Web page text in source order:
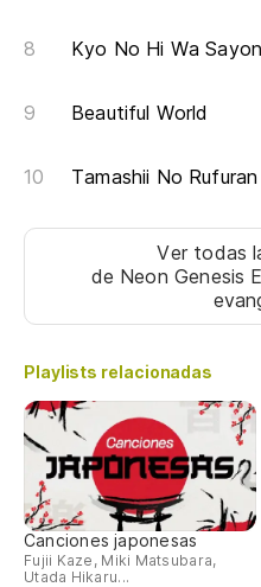
Kyo No Hi Wa
Beautiful World
Tamashii No Rufuran
Ver todas
de Neon Genesis
Playlists relacionadas
Canciones japonesas
Fujii Kaze, Miki Matsubara,
Utada Hikaru...